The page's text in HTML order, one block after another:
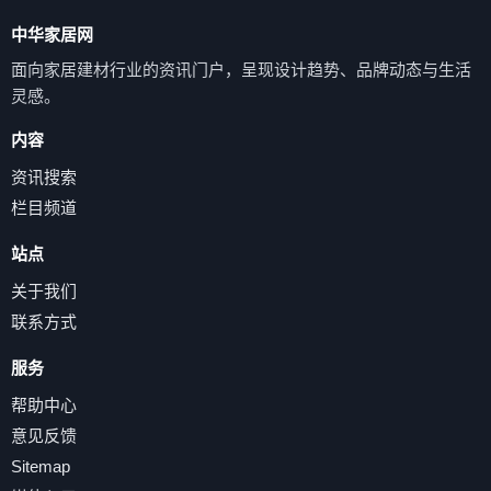
中华家居网
面向家居建材行业的资讯门户，呈现设计趋势、品牌动态与生活
灵感。
内容
资讯搜索
栏目频道
站点
关于我们
联系方式
服务
帮助中心
意见反馈
Sitemap